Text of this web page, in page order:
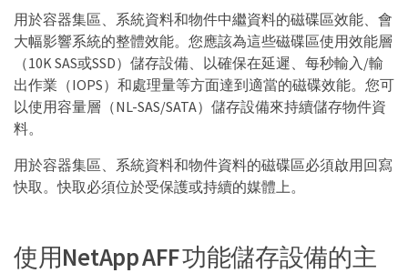
用於容器集區、系統資料和物件中繼資料的磁碟區效能、會
大幅影響系統的整體效能。您應該為這些磁碟區使用效能層
（10K SAS或SSD）儲存設備、以確保在延遲、每秒輸入/輸
出作業（IOPS）和處理量等方面達到適當的磁碟效能。您可
以使用容量層（NL-SAS/SATA）儲存設備來持續儲存物件資
料。
用於容器集區、系統資料和物件資料的磁碟區必須啟用回寫
快取。快取必須位於受保護或持續的媒體上。
使用NetApp AFF 功能儲存設備的主